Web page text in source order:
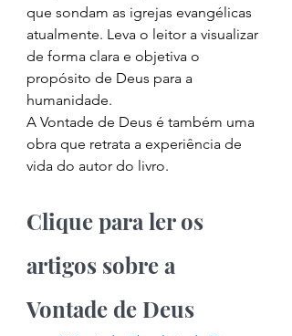
que sondam as igrejas evangélicas
atualmente. Leva o leitor a visualizar
de forma clara e objetiva o
propósito de Deus para a
humanidade.
A Vontade de Deus é também uma
obra que retrata a experiência de
vida do autor do livro.
Clique para ler os
artigos sobre a
Vontade de Deus